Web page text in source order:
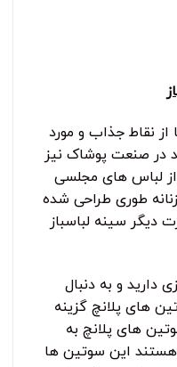
نقاط جذاب و مورد
در صنعت پوشاک نیز
از لباس های مجلسی
طوری طراحی شده
دیگر سینه لباسباز
و به دنبال
های پلانچ گزینه
های پلانچ به
این سوتین ها